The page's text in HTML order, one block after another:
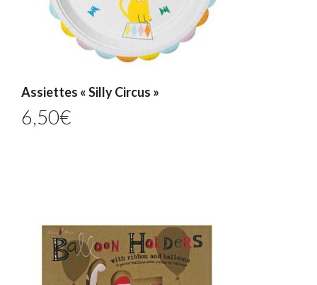
Assiettes « Silly Circus »
6,50€